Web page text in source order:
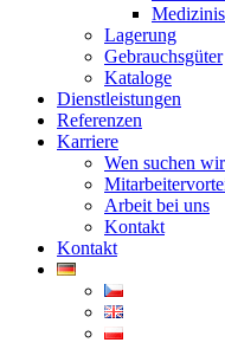
Lagerung
Gebrauchsgüter
Kataloge
Dienstleistungen
Referenzen
Karriere
Wen suchen wir
Arbeit bei uns
Kontakt
Kontakt